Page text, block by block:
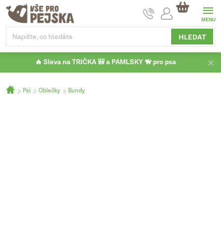
Přejít
obsah
HLEDAT
NÁKUPNÍ
KOŠÍK
🔥 Sleva na TRIČKA 🎒 a PAMLSKY 🦮 pro psa
Domů
Psi Oblečky Bundy